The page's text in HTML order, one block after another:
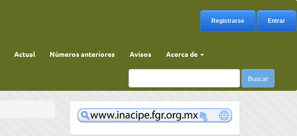
Registrarse Entrar
Actual Números anteriores Avisos Acerca de
Buscar
www